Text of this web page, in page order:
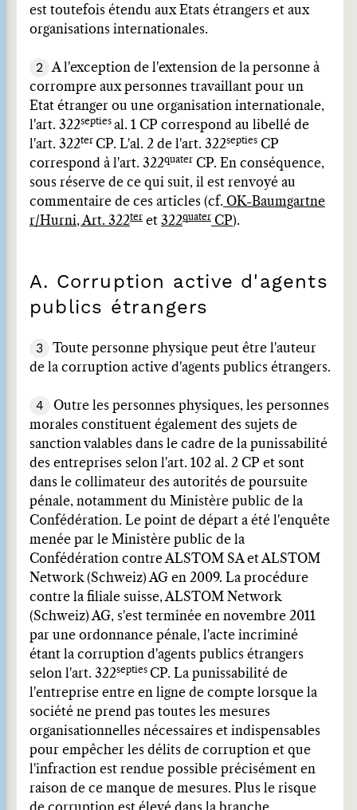
est toutefois étendu aux Etats étrangers et aux
organisations internationales.
2
A l'exception de l'extension de la personne à
corrompre aux personnes travaillant pour un
Etat étranger ou une organisation internationale,
l'art. 322septies al. 1 CP correspond au libellé de
l'art. 322ter CP. L'al. 2 de l'art. 322septies CP
correspond à l'art. 322quater CP. En conséquence,
sous réserve de ce qui suit, il est renvoyé au
commentaire de ces articles (cf. OK-Baumgartne
r/Hurni, Art. 322ter et 322quater CP).
A. Corruption active d'agents
publics étrangers
3
Toute personne physique peut être l'auteur
de la corruption active d'agents publics étrangers.
4
Outre les personnes physiques, les personnes
morales constituent également des sujets de
sanction valables dans le cadre de la punissabilité
des entreprises selon l'art. 102 al. 2 CP et sont
dans le collimateur des autorités de poursuite
pénale, notamment du Ministère public de la
Confédération. Le point de départ a été l'enquête
menée par le Ministère public de la
Confédération contre ALSTOM SA et ALSTOM
Network (Schweiz) AG en 2009. La procédure
contre la filiale suisse, ALSTOM Network
(Schweiz) AG, s'est terminée en novembre 2011
par une ordonnance pénale, l'acte incriminé
étant la corruption d'agents publics étrangers
selon l'art. 322septies CP. La punissabilité de
l'entreprise entre en ligne de compte lorsque la
société ne prend pas toutes les mesures
organisationnelles nécessaires et indispensables
pour empêcher les délits de corruption et que
l'infraction est rendue possible précisément en
raison de ce manque de mesures. Plus le risque